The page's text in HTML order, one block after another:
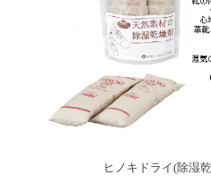
ヒノキドライ(除湿